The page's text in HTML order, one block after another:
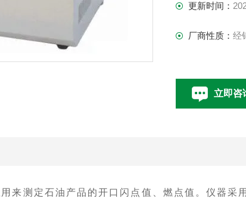
更新时间：
厂商性质：经
立即咨
用来测定石油产品的开口闪点值、燃点值。仪器采